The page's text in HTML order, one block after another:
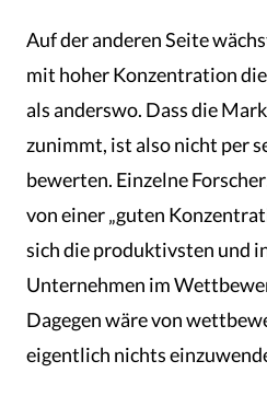
Auf der anderen Seite
mit hoher Konzentration
als anderswo. Dass die
zunimmt, ist also nicht per
bewerten. Einzelne
von einer „guten
sich die produktivsten und
Unternehmen im
Dagegen wäre von
eigentlich nichts